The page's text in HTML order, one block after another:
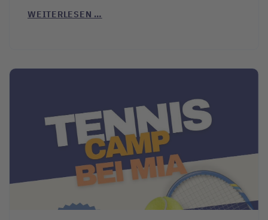
WEITERLESEN …